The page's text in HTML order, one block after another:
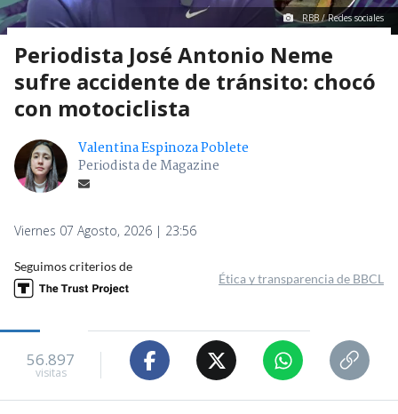
RBB / Redes sociales
Periodista José Antonio Neme
sufre accidente de tránsito: chocó
con motociclista
Valentina Espinoza Poblete
Periodista de Magazine
Viernes 07 Agosto, 2026 | 23:56
Seguimos criterios de
Ética y transparencia de BBCL
56.897
visitas